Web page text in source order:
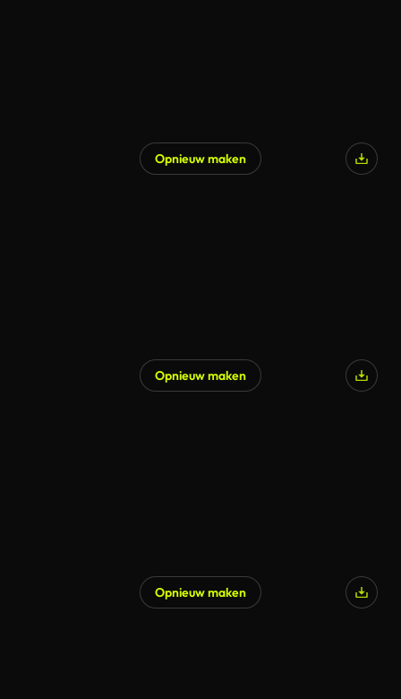
Opnieuw maken
Opnieuw maken
Opnieuw maken